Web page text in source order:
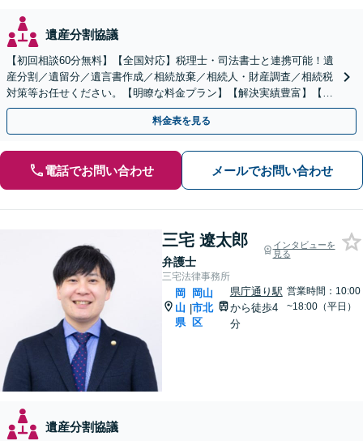
遺産分割協議
【初回相談60分無料】【全国対応】税理士・司法書士と連携可能！遺
産分割／遺留分／遺言書作成／相続放棄／相続人・財産調査／相続税
対策等お任せください。【明瞭な料金プラン】【解決実績豊富】【電
話相談可】
料金表を見る
電話でお問い合わせ メールでお問い合わせ
三宅 遼太郎
弁護士
インタビューを
見る
三宅法律事務所
岡
山
県
|
岡山
市北
区
県庁通り駅
から徒歩4
分
営業時間：10:00
~18:00（平日）
遺産分割協議